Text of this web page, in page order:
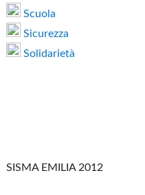
Scuola
Sicurezza
Solidarietà
SISMA EMILIA 2012